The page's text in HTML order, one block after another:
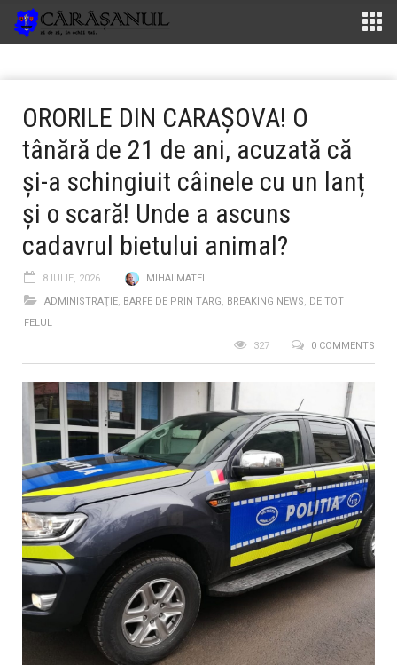
ORORILE DIN CARAȘOVA! O
tânără de 21 de ani, acuzată că
și-a schingiuit câinele cu un lanț
și o scară! Unde a ascuns
cadavrul bietului animal?
8 IULIE, 2026
MIHAI MATEI
ADMINISTRAŢIE, BARFE DE PRIN TARG, BREAKING NEWS, DE TOT
FELUL
0 COMMENTS
327